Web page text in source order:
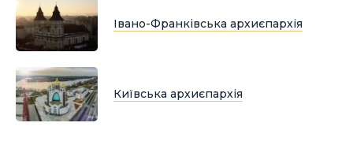
Івано-Франківська архиєпархія
Київська архиєпархія